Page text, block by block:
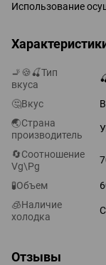
Использование
🚬🍪🍒Тип
вкуса
🤔Вкус
🌏Страна
производитель
🔄Соотношение
Vg\Pg
🧪Объем
🧊Наличие
холодка
Отзывы